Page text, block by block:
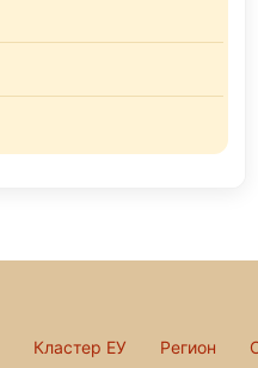
Кластер ЕУ Регион